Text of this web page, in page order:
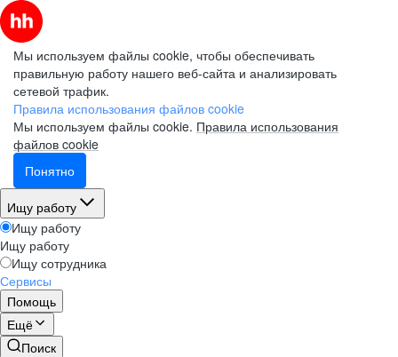
Мы используем файлы cookie, чтобы обеспечивать
правильную работу нашего веб-сайта и анализировать
сетевой трафик.
Правила использования файлов cookie
Мы используем файлы cookie. Правила использования
файлов cookie
Понятно
Ищу работу
Ищу работу
Ищу работу
Ищу сотрудника
Сервисы
Помощь
Ещё
Поиск